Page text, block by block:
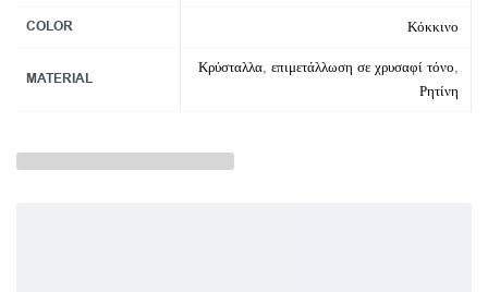
COLOR Κόκκινο
MATERIAL
Κρύσταλλα, επιμετάλλωση σε χρυσαφί τόνο,
Ρητίνη